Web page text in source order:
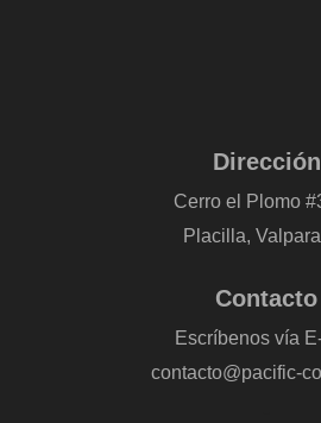
Dirección
Cerro el Plomo
Placilla,
Contacto
Escríbenos vía
contacto@pacific-